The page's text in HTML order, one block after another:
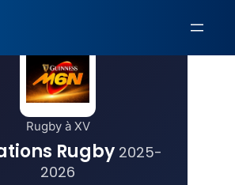
Rugby à XV
Rugby 2025-
2026